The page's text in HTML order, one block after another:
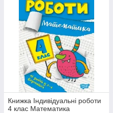
Книжка Індивідуальні роботи
4 клас Математика